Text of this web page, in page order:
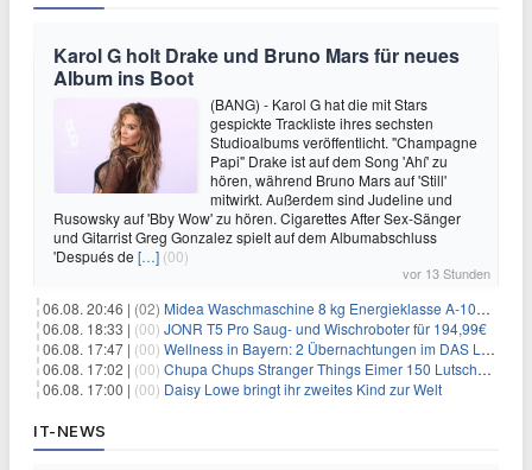
Karol G holt Drake und Bruno Mars für neues
Album ins Boot
(BANG) - Karol G hat die mit Stars
gespickte Trackliste ihres sechsten
Studioalbums veröffentlicht. "Champagne
Papi" Drake ist auf dem Song 'Ahí' zu
hören, während Bruno Mars auf 'Still'
mitwirkt. Außerdem sind Judeline und
Rusowsky auf 'Bby Wow' zu hören. Cigarettes After Sex-Sänger
und Gitarrist Greg Gonzalez spielt auf dem Albumabschluss
'Después de […] (00)
vor 13 Stunden
06.08. 20:46 | (02) Midea Waschmaschine 8 kg Energieklasse A-10% 1400 U/Min für 289,97€
06.08. 18:33 | (00) JONR T5 Pro Saug- und Wischroboter für 194,99€
06.08. 17:47 | (00) Wellness in Bayern: 2 Übernachtungen im DAS LUDWIG Sports Resort inkl. HP + Wellness ab 174€ p.P.
06.08. 17:02 | (00) Chupa Chups Stranger Things Eimer 150 Lutscher für 21,95€
06.08. 17:00 | (00) Daisy Lowe bringt ihr zweites Kind zur Welt
IT-NEWS